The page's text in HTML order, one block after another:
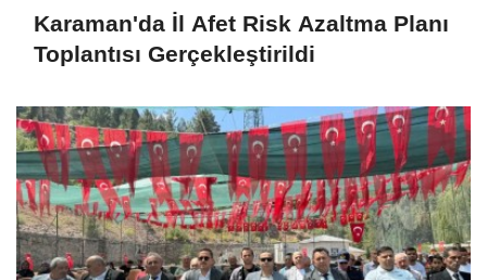
Karaman'da İl Afet Risk Azaltma Planı
Toplantısı Gerçekleştirildi